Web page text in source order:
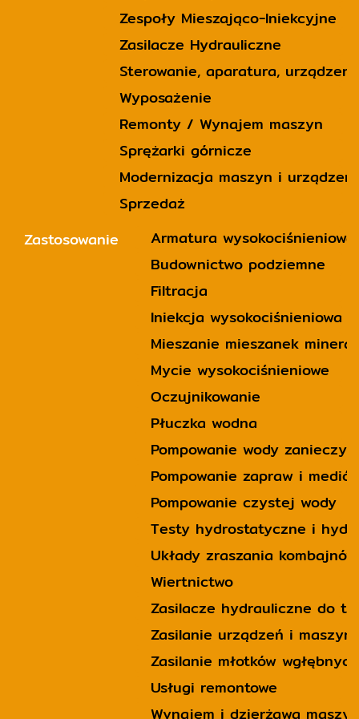
Zespoły Mieszająco-Iniekcyjne
Zasilacze Hydrauliczne
Sterowanie, aparatura,
Wyposażenie
Remonty / Wynajem maszyn
Sprężarki górnicze
Modernizacja maszyn i urządzeń
Sprzedaż
Zastosowanie
Armatura wysokociśnieniowa
Budownictwo podziemne
Filtracja
Iniekcja wysokociśnieniowa
Mieszanie mieszanek
Mycie wysokociśnieniowe
Oczujnikowanie
Płuczka wodna
Pompowanie wody
Pompowanie zapraw i
Pompowanie czystej wody
Testy hydrostatyczne i
Układy zraszania
Wiertnictwo
Zasilacze hydrauliczne do
Zasilanie urządzeń i
Zasilanie młotków wgłębnych
Usługi remontowe
Wynajem i dzierżawa maszyn